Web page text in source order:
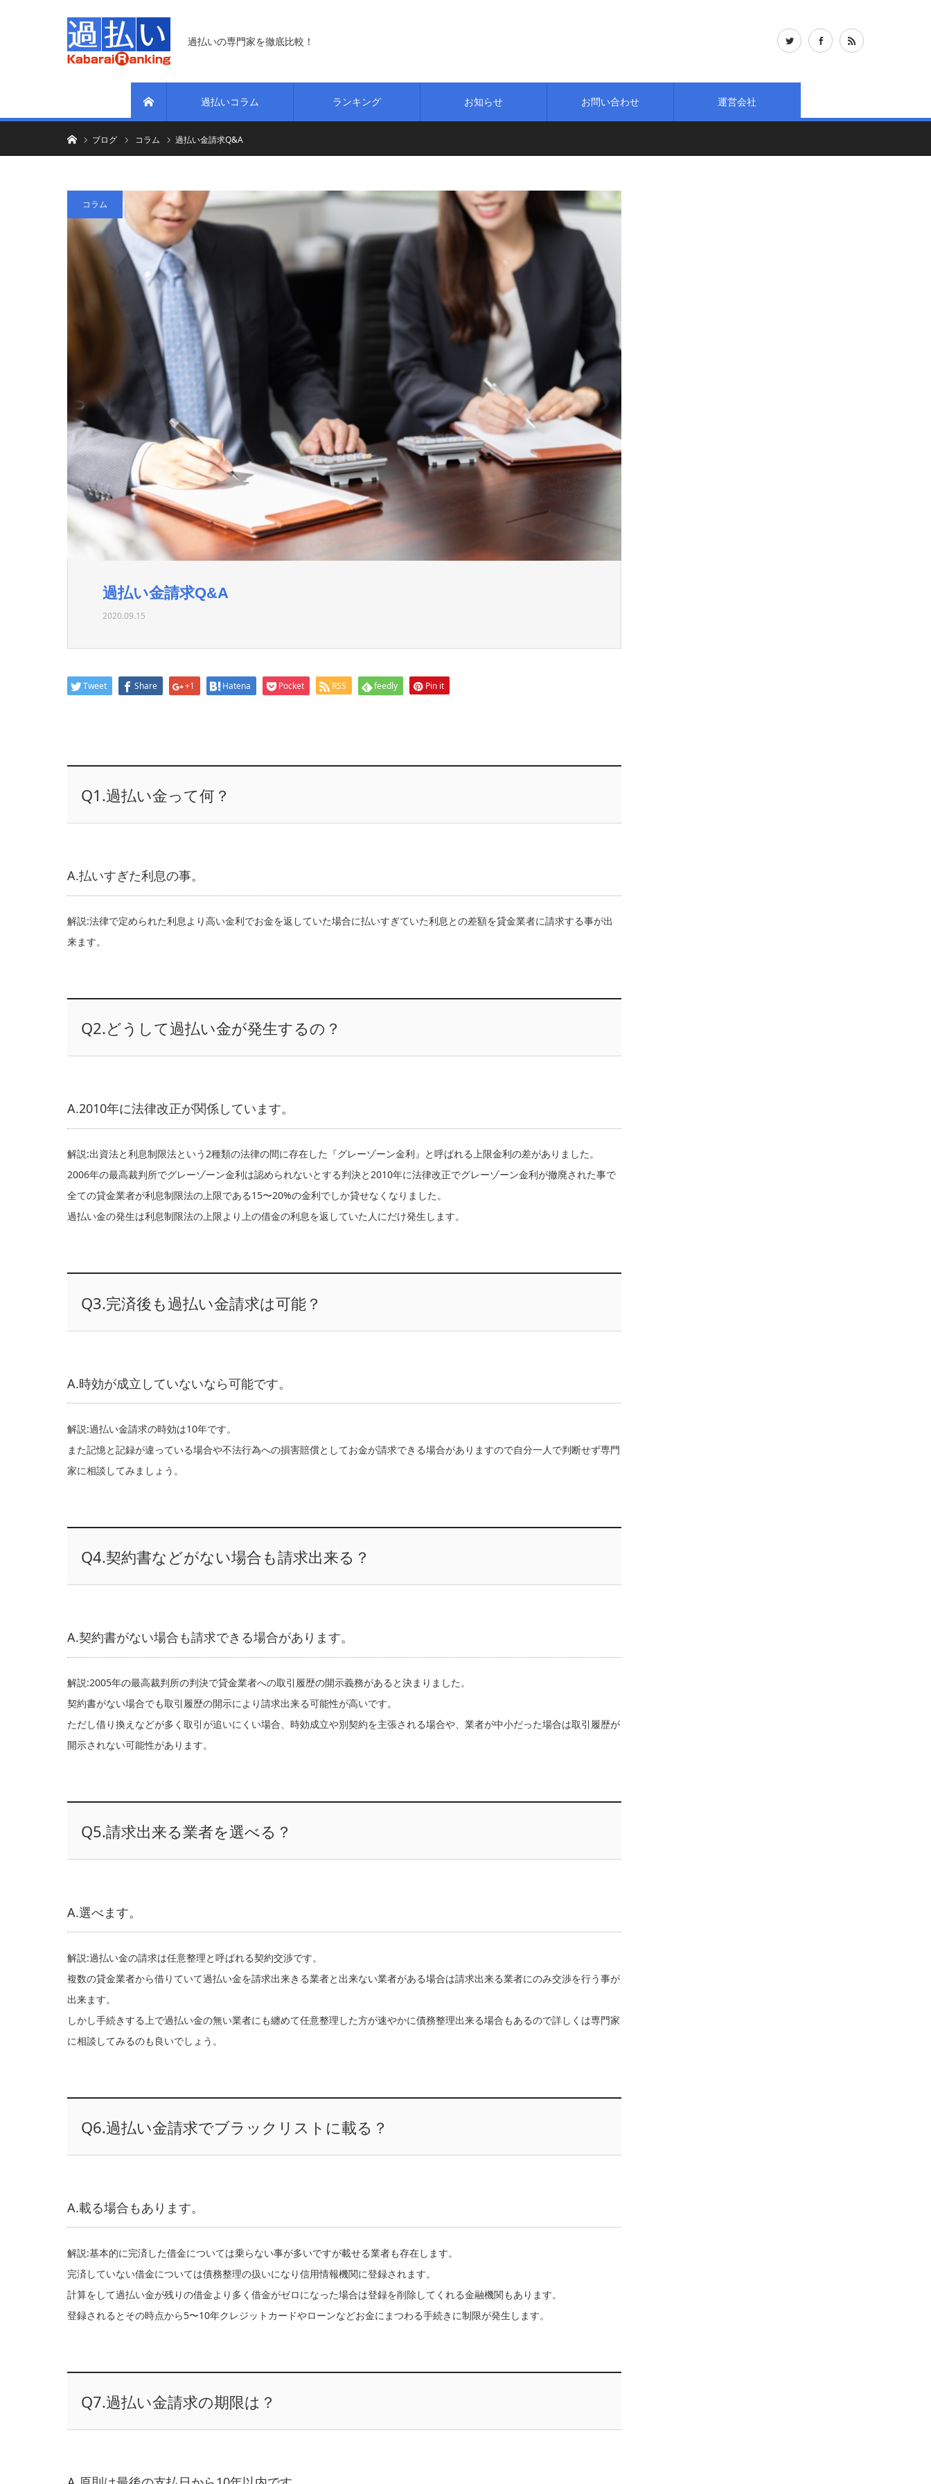
過払いの専門家を徹底比較！
過払いコラム ランキング お知らせ お問い合わせ 運営会社
ホームブログ コラム 過払い金請求Q&A
コラム
過払い金請求Q&A
2020.09.15
Tweet Share +1 Hatena Pocket RSS feedly Pin it
Q1.過払い金って何？
A.払いすぎた利息の事。
解説:法律で定められた利息より高い金利でお金を返していた場合に払いすぎていた利息との差額を貸金業者に請求する事が出
来ます。
Q2.どうして過払い金が発生するの？
A.2010年に法律改正が関係しています。
解説:出資法と利息制限法という2種類の法律の間に存在した『グレーゾーン金利』と呼ばれる上限金利の差がありました。
2006年の最高裁判所でグレーゾーン金利は認められないとする判決と2010年に法律改正でグレーゾーン金利が撤廃された事で
全ての貸金業者が利息制限法の上限である15〜20%の金利でしか貸せなくなりました。
過払い金の発生は利息制限法の上限より上の借金の利息を返していた人にだけ発生します。
Q3.完済後も過払い金請求は可能？
A.時効が成立していないなら可能です。
解説:過払い金請求の時効は10年です。
また記憶と記録が違っている場合や不法行為への損害賠償としてお金が請求できる場合がありますので自分一人で判断せず専門
家に相談してみましょう。
Q4.契約書などがない場合も請求出来る？
A.契約書がない場合も請求できる場合があります。
解説:2005年の最高裁判所の判決で貸金業者への取引履歴の開示義務があると決まりました。
契約書がない場合でも取引履歴の開示により請求出来る可能性が高いです。
ただし借り換えなどが多く取引が追いにくい場合、時効成立や別契約を主張される場合や、業者が中小だった場合は取引履歴が
開示されない可能性があります。
Q5.請求出来る業者を選べる？
A.選べます。
解説:過払い金の請求は任意整理と呼ばれる契約交渉です。
複数の貸金業者から借りていて過払い金を請求出来きる業者と出来ない業者がある場合は請求出来る業者にのみ交渉を行う事が
出来ます。
しかし手続きする上で過払い金の無い業者にも纏めて任意整理した方が速やかに債務整理出来る場合もあるので詳しくは専門家
に相談してみるのも良いでしょう。
Q6.過払い金請求でブラックリストに載る？
A.載る場合もあります。
解説:基本的に完済した借金については乗らない事が多いですが載せる業者も存在します。
完済していない借金については債務整理の扱いになり信用情報機関に登録されます。
計算をして過払い金が残りの借金より多く借金がゼロになった場合は登録を削除してくれる金融機関もあります。
登録されるとその時点から5〜10年クレジットカードやローンなどお金にまつわる手続きに制限が発生します。
Q7.過払い金請求の期限は？